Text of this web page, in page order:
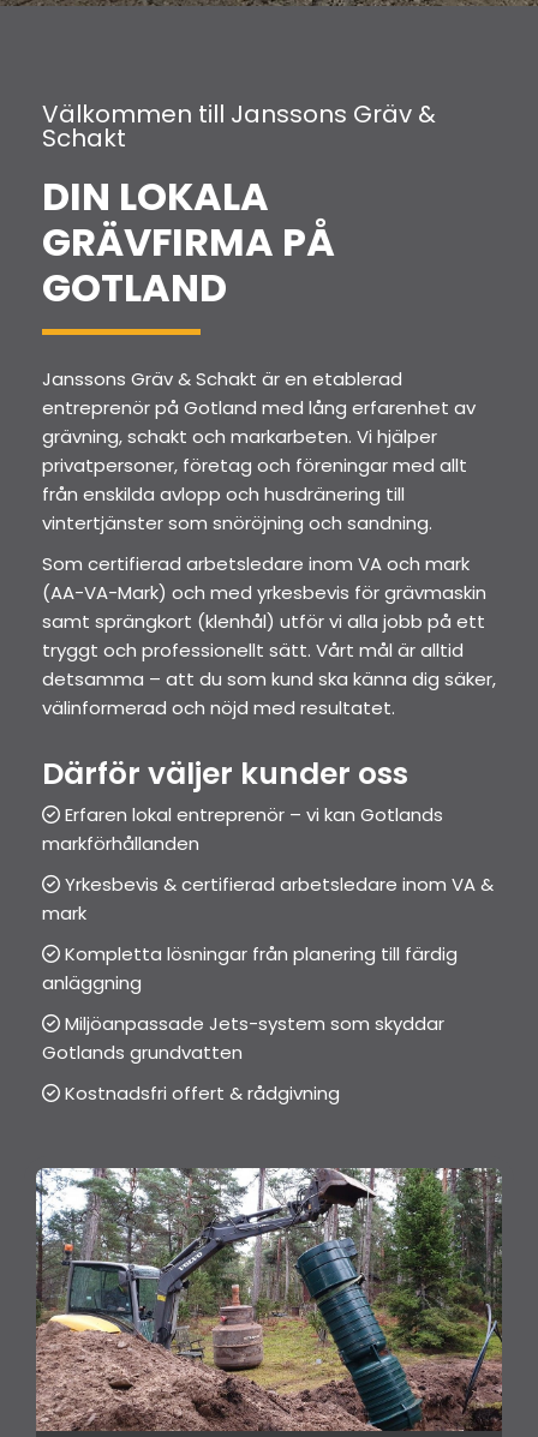
Välkommen till Janssons Gräv &
Schakt
DIN LOKALA
GRÄVFIRMA PÅ
GOTLAND
Janssons Gräv & Schakt är en etablerad
entreprenör på Gotland med lång erfarenhet av
grävning, schakt och markarbeten. Vi hjälper
privatpersoner, företag och föreningar med allt
från enskilda avlopp och husdränering till
vintertjänster som snöröjning och sandning.
Som certifierad arbetsledare inom VA och mark
(AA-VA-Mark) och med yrkesbevis för grävmaskin
samt sprängkort (klenhål) utför vi alla jobb på ett
tryggt och professionellt sätt. Vårt mål är alltid
detsamma – att du som kund ska känna dig säker,
välinformerad och nöjd med resultatet.
Därför väljer kunder oss
 Erfaren lokal entreprenör – vi kan Gotlands
markförhållanden
 Yrkesbevis & certifierad arbetsledare inom VA &
mark
 Kompletta lösningar från planering till färdig
anläggning
 Miljöanpassade Jets-system som skyddar
Gotlands grundvatten
 Kostnadsfri offert & rådgivning